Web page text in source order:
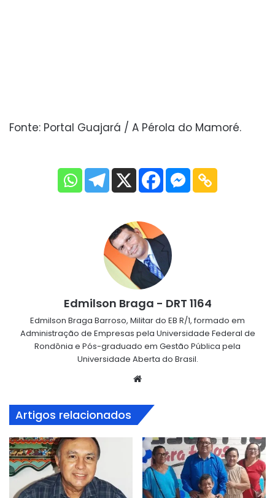
Fonte: Portal Guajará / A Pérola do Mamoré.
Edmilson Braga - DRT 1164
Edmilson Braga Barroso, Militar do EB R/1, formado em
Administração de Empresas pela Universidade Federal de
Rondônia e Pós-graduado em Gestão Pública pela
Universidade Aberta do Brasil.
Artigos relacionados